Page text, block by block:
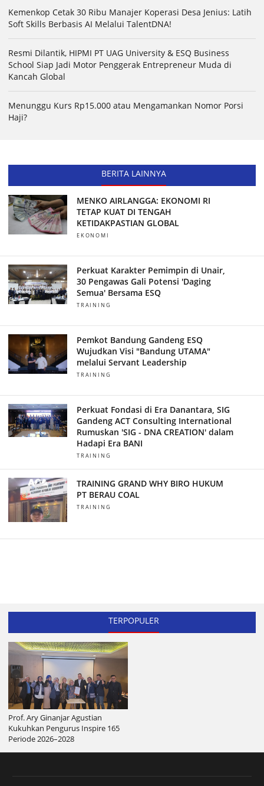
Kemenkop Cetak 30 Ribu Manajer Koperasi Desa Jenius: Latih
Soft Skills Berbasis AI Melalui TalentDNA!
Resmi Dilantik, HIPMI PT UAG University & ESQ Business
School Siap Jadi Motor Penggerak Entrepreneur Muda di
Kancah Global
Menunggu Kurs Rp15.000 atau Mengamankan Nomor Porsi
Haji?
BERITA LAINNYA
MENKO AIRLANGGA: EKONOMI RI
TETAP KUAT DI TENGAH
KETIDAKPASTIAN GLOBAL
EKONOMI
Perkuat Karakter Pemimpin di Unair,
30 Pengawas Gali Potensi 'Daging
Semua' Bersama ESQ
TRAINING
Pemkot Bandung Gandeng ESQ
Wujudkan Visi "Bandung UTAMA"
melalui Servant Leadership
TRAINING
Perkuat Fondasi di Era Danantara, SIG
Gandeng ACT Consulting International
Rumuskan 'SIG - DNA CREATION' dalam
Hadapi Era BANI
TRAINING
TRAINING GRAND WHY BIRO HUKUM
PT BERAU COAL
TRAINING
TERPOPULER
Prof. Ary Ginanjar Agustian
Kukuhkan Pengurus Inspire 165
Periode 2026–2028